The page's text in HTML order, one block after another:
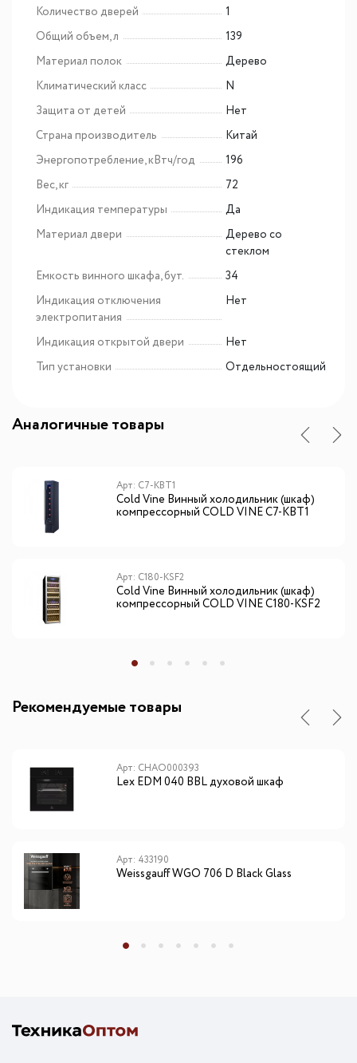
Количество дверей
1
Общий объем, л
139
Материал полок
Дерево
Климатический класс
N
Защита от детей
Нет
Страна производитель
Китай
Энергопотребление, кВтч/год
196
Вес, кг
72
Индикация температуры
Да
Материал двери
Дерево со
стеклом
Емкость винного шкафа, бут.
34
Индикация отключения
электропитания
Нет
Индикация открытой двери
Нет
Тип установки
Отдельностоящий
Аналогичные товары
Арт: C7-KBT1
Cold Vine Винный холодильник (шкаф)
компрессорный COLD VINE С7-КВТ1
Арт: C180-KSF2
Cold Vine Винный холодильник (шкаф)
компрессорный COLD VINE С180-КSF2
Рекомендуемые товары
Арт: CHAO000393
Lex EDM 040 BBL духовой шкаф
Арт: 433190
Weissgauff WGO 706 D Black Glass